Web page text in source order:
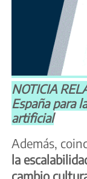
NOTICIA
España para
artificial
Además,
la
cambio